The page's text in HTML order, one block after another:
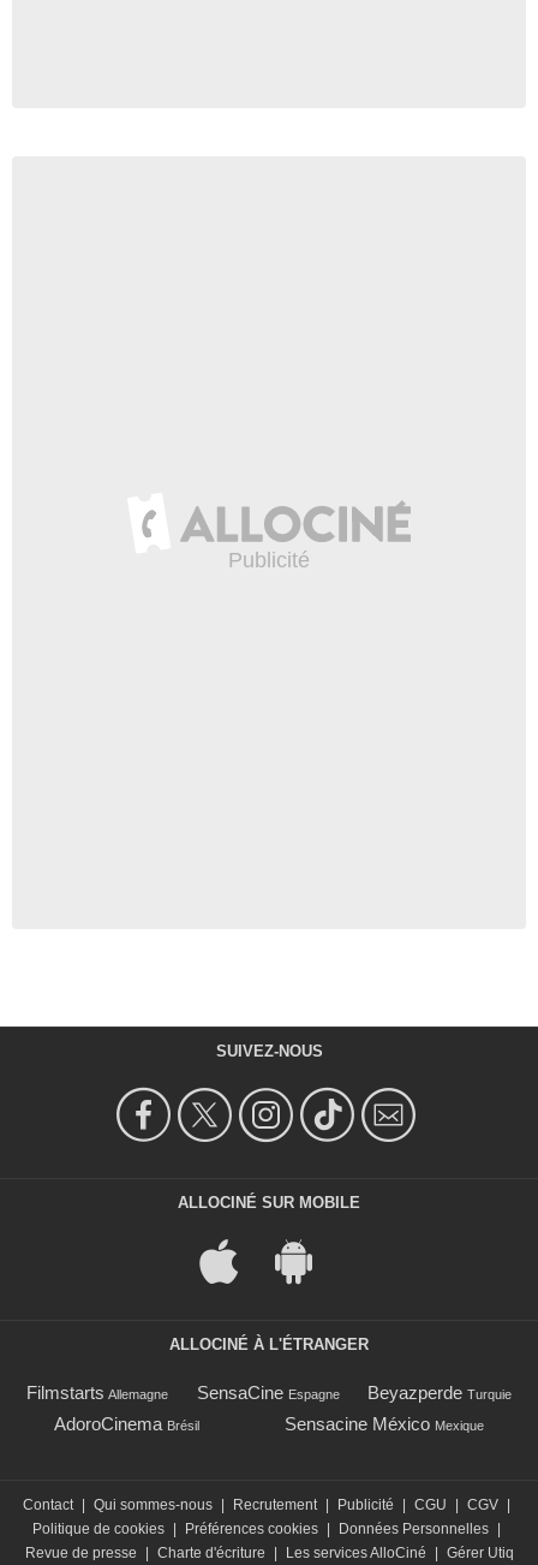
SUIVEZ-NOUS
ALLOCINÉ SUR MOBILE
ALLOCINÉ À L'ÉTRANGER
Filmstarts Allemagne SensaCine Espagne Beyazperde Turquie
AdoroCinema Brésil Sensacine México Mexique
Contact Qui sommes-nous Recrutement Publicité CGU CGV
Politique de cookies
Préférences cookies Données Personnelles
Revue de presse
Charte d'écriture Les services AlloCiné Gérer Utiq